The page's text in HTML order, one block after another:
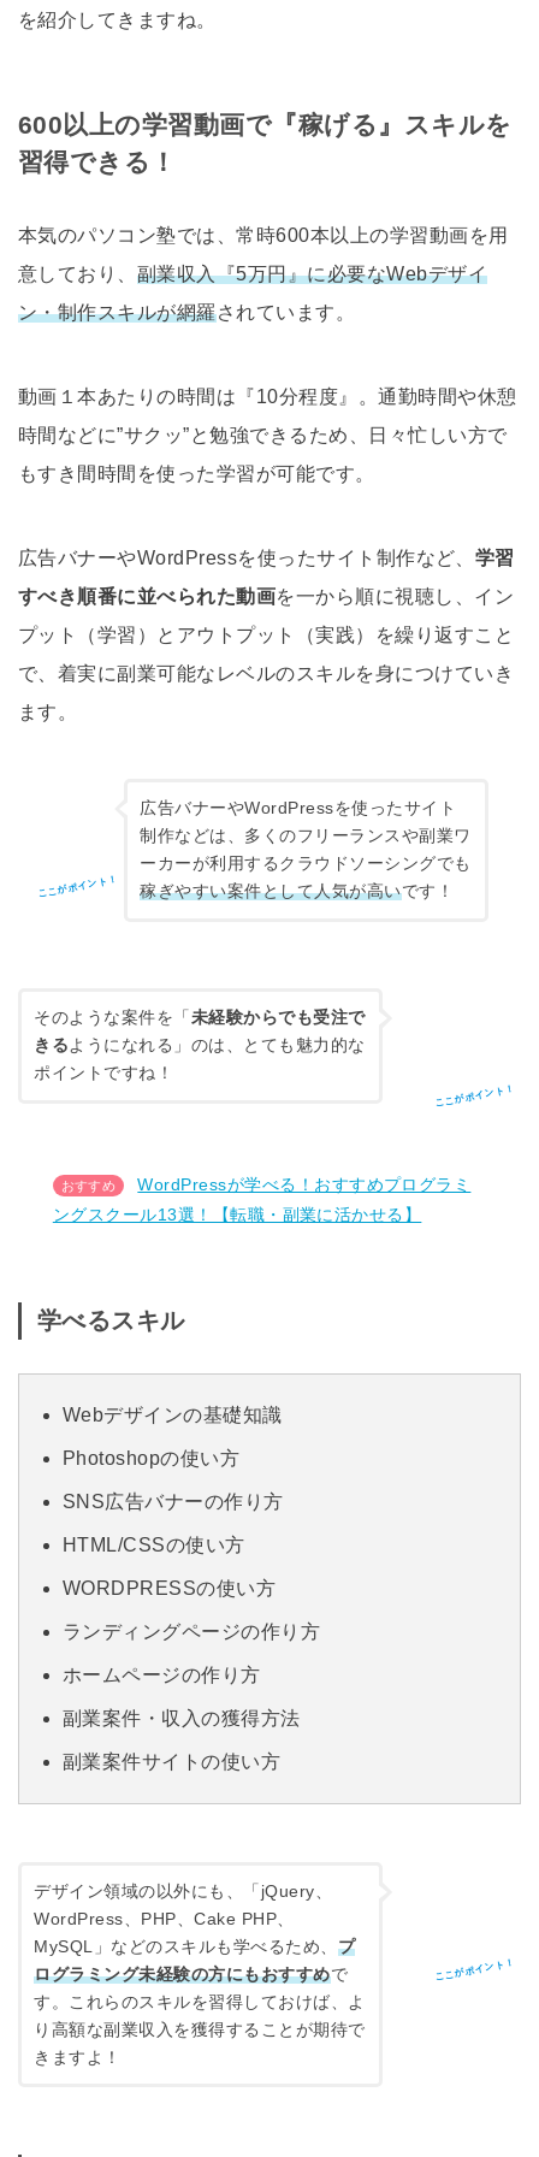
を紹介してきますね。
600以上の学習動画で『稼げる』スキルを
習得できる！
本気のパソコン塾では、常時600本以上の学習動画を用
意しており、 副業収入『5万円』に必要なWebデザイ
ン・制作スキルが網羅されています。
動画１本あたりの時間は『10分程度』。通勤時間や休憩
時間などに”サクッ”と勉強できるため、日々忙しい方で
もすき間時間を使った学習が可能です。
広告バナーやWordPressを使ったサイト制作など、 学習
すべき順番に並べられた動画を一から順に視聴し、イン
プット（学習）とアウトプット（実践）を繰り返すこと
で、着実に副業可能なレベルのスキルを身につけていき
ます。
ここがポイント！
広告バナーやWordPressを使ったサイト
制作などは、多くのフリーランスや副業ワ
ーカーが利用するクラウドソーシングでも
稼ぎやすい案件として人気が高いです！
ここがポイント！
そのような案件を「未経験からでも受注で
きるようになれる」のは、とても魅力的な
ポイントですね！
WordPressが学べる！おすすめプログラミ
ングスクール13選！【転職・副業に活かせる】
学べるスキル
Webデザインの基礎知識
Photoshopの使い方
SNS広告バナーの作り方
HTML/CSSの使い方
WORDPRESSの使い方
ランディングページの作り方
ホームページの作り方
副業案件・収入の獲得方法
副業案件サイトの使い方
ここがポイント！
デザイン領域の以外にも、「jQuery、
WordPress、PHP、Cake PHP、
MySQL」などのスキルも学べるため、 プ
ログラミング未経験の方にもおすすめで
す。これらのスキルを習得しておけば、よ
り高額な副業収入を獲得することが期待で
きますよ！